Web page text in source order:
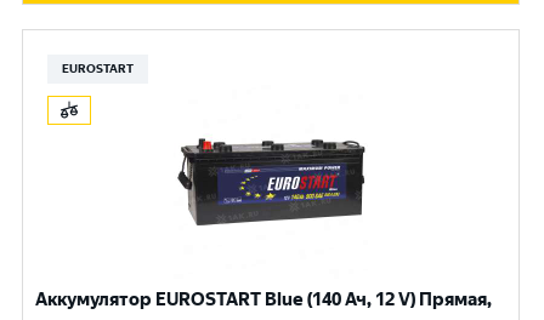
EUROSTART
Аккумулятор EUROSTART Blue (140 Ач, 12 V) Прямая,